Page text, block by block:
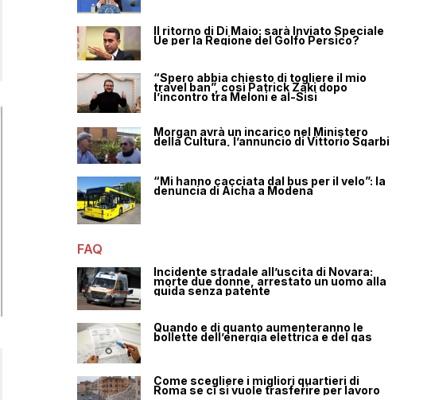
Il ritorno di Di Maio: sarà Inviato Speciale
Ue per la Regione del Golfo Persico?
“Spero abbia chiesto di togliere il mio
travel ban”, così Patrick Zaki dopo
l’incontro tra Meloni e al-Sisi
Morgan avrà un incarico nel Ministero
della Cultura, l’annuncio di Vittorio Sgarbi
“Mi hanno cacciata dal bus per il velo”: la
denuncia di Aicha a Modena
FAQ
Incidente stradale all’uscita di Novara:
morte due donne, arrestato un uomo alla
guida senza patente
Quando e di quanto aumenteranno le
bollette dell’energia elettrica e del gas
Come scegliere i migliori quartieri di
Roma se ci si vuole trasferire per lavoro